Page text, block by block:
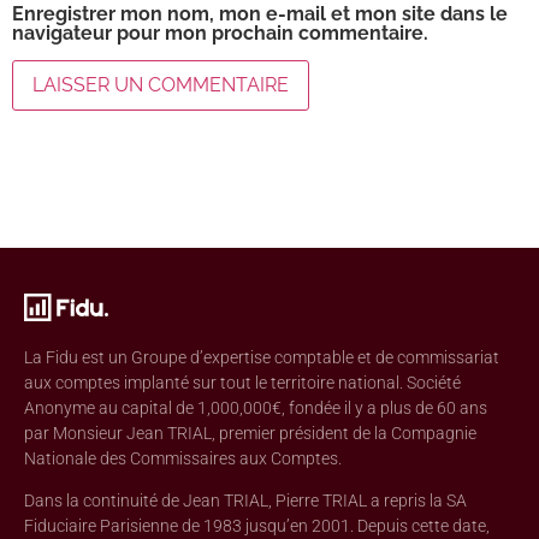
Enregistrer mon nom, mon e-mail et mon site dans le
navigateur pour mon prochain commentaire.
La Fidu est un Groupe d’expertise comptable et de commissariat
aux comptes implanté sur tout le territoire national. Société
Anonyme au capital de 1,000,000€, fondée il y a plus de 60 ans
par Monsieur Jean TRIAL, premier président de la Compagnie
Nationale des Commissaires aux Comptes.
Dans la continuité de Jean TRIAL, Pierre TRIAL a repris la SA
Fiduciaire Parisienne de 1983 jusqu’en 2001. Depuis cette date,